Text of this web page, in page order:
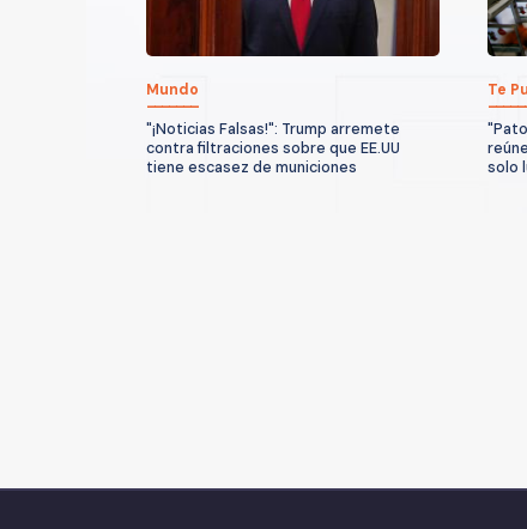
Mundo
"¡Noticias Falsas!": Trump arremete
contra filtraciones sobre que EE.UU
tiene escasez de municiones
Te
solo